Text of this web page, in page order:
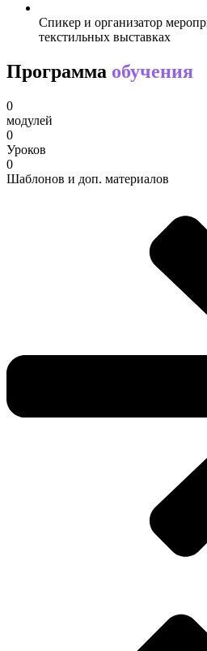
Спикер и организатор
текстильных выставках
Программа обучения
0
модулей
0
Уроков
0
Шаблонов и доп. материалов